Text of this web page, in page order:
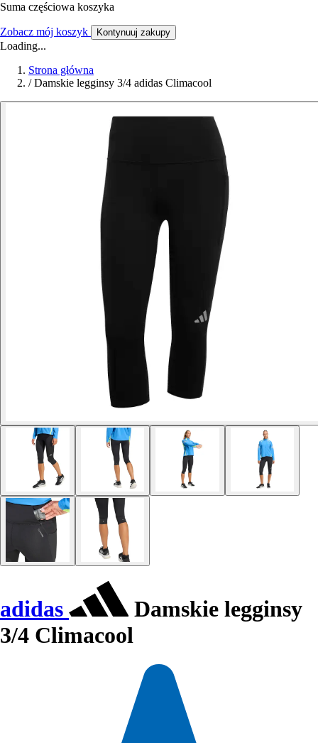
Suma częściowa koszyka
Zobacz mój koszyk Kontynuuj zakupy
Loading...
Strona główna
/ Damskie legginsy 3/4 adidas Climacool
adidas
Damskie legginsy
3/4 Climacool